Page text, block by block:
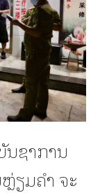
ຊາການ
ຽມຄຳ ຈະ